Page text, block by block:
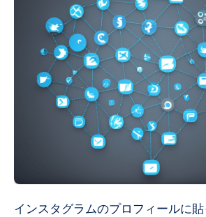
インスタグラムのプロフィールに貼ったリンクを削除